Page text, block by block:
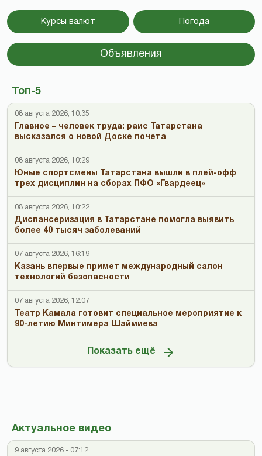
Курсы валют Погода
Объявления
Топ-5
08 августа 2026, 10:35
Главное – человек труда: раис Татарстана
высказался о новой Доске почета
08 августа 2026, 10:29
Юные спортсмены Татарстана вышли в плей-офф
трех дисциплин на сборах ПФО «Гвардеец»
08 августа 2026, 10:22
Диспансеризация в Татарстане помогла выявить
более 40 тысяч заболеваний
07 августа 2026, 16:19
Казань впервые примет международный салон
технологий безопасности
07 августа 2026, 12:07
Театр Камала готовит специальное мероприятие к
90-летию Минтимера Шаймиева
Показать ещё
Актуальное видео
9 августа 2026 - 07:12